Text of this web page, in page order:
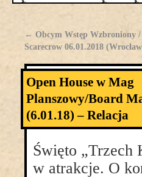
← Obcym Wstęp Wzbroniony
Scarecrow 06.01.2018
Open House w Mag
Planszowy/Board
(6.01.18) – Relacja
Święto „Trzech
w atrakcje. O